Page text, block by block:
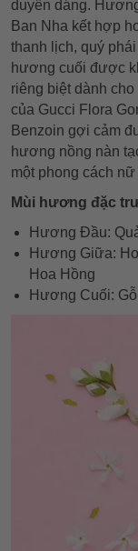
duyên dáng.
Ban Nha kết hợp
thanh lịch, quý
hương cuối được
riêng biệt dành
của Gucci Flora
Benzoin gợi cảm
hương nồng nàn
một phong cách
Mùi hương đặc
Hương Đầu:
Hương Giữa:
Hoa Hồng
Hương Cuối: